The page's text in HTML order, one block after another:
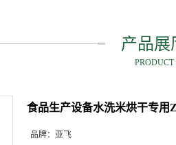
产品展
PRODUCT
食品生产设备水洗米烘干专
品牌： 亚飞